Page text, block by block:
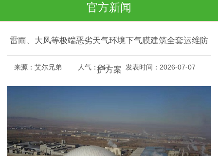
官方新闻
雷雨、大风等极端恶劣天气环境下气膜建筑全套运维防
护方案
来源：艾尔兄弟 人气：247 发表时间：2026-07-07